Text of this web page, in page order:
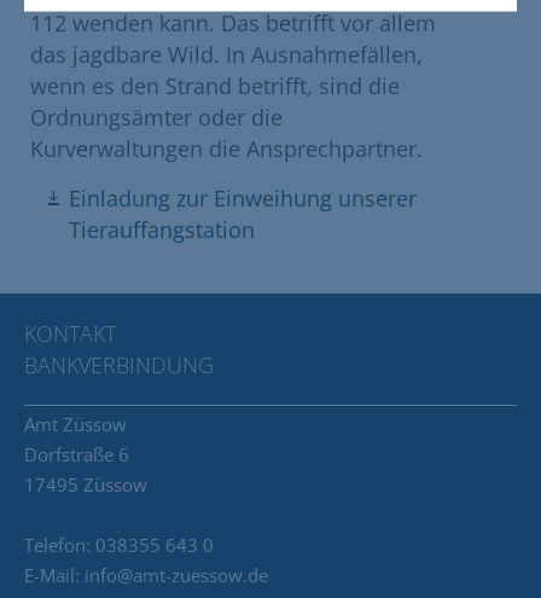
112 wenden kann. Das betrifft vor allem
das jagdbare Wild. In Ausnahmefällen,
wenn es den Strand betrifft, sind die
Ordnungsämter oder die
Kurverwaltungen die Ansprechpartner.
Einladung zur Einweihung unserer
Tierauffangstation
KONTAKT
BANKVERBINDUNG
Amt Züssow
Dorfstraße 6
17495 Züssow
Telefon: 038355 643 0
E-Mail: info@amt-zuessow.de